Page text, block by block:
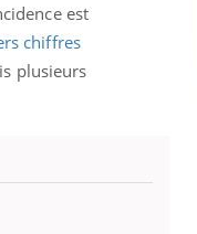
est
chiffres
plusieurs
reçues chez les